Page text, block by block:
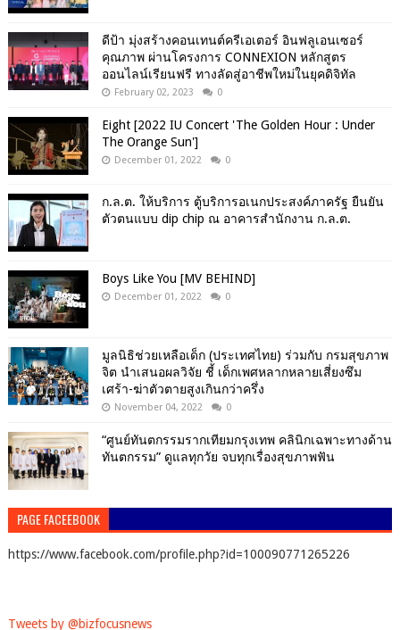
ดีป้า มุ่งสร้างคอนเทนต์ครีเอเตอร์ อินฟลูเอนเซอร์
คุณภาพ ผ่านโครงการ CONNEXION หลักสูตร
ออนไลน์เรียนฟรี ทางลัดสู่อาชีพใหม่ในยุคดิจิทัล
February 02, 2023 0
Eight [2022 IU Concert 'The Golden Hour : Under
The Orange Sun']
December 01, 2022 0
ก.ล.ต. ให้บริการ ตู้บริการอเนกประสงค์ภาครัฐ ยืนยัน
ตัวตนแบบ dip chip ณ อาคารสำนักงาน ก.ล.ต.
Boys Like You [MV BEHIND]
December 01, 2022 0
มูลนิธิช่วยเหลือเด็ก (ประเทศไทย) ร่วมกับ กรมสุขภาพ
จิต นำเสนอผลวิจัย ชี้ เด็กเพศหลากหลายเสี่ยงซึม
เศร้า-ฆ่าตัวตายสูงเกินกว่าครึ่ง
November 04, 2022 0
“ศูนย์ทันตกรรมรากเทียมกรุงเทพ คลินิกเฉพาะทางด้าน
ทันตกรรม” ดูแลทุกวัย จบทุกเรื่องสุขภาพฟัน
PAGE FACEEBOOK
https://www.facebook.com/profile.php?id=100090771265226
Tweets by @bizfocusnews